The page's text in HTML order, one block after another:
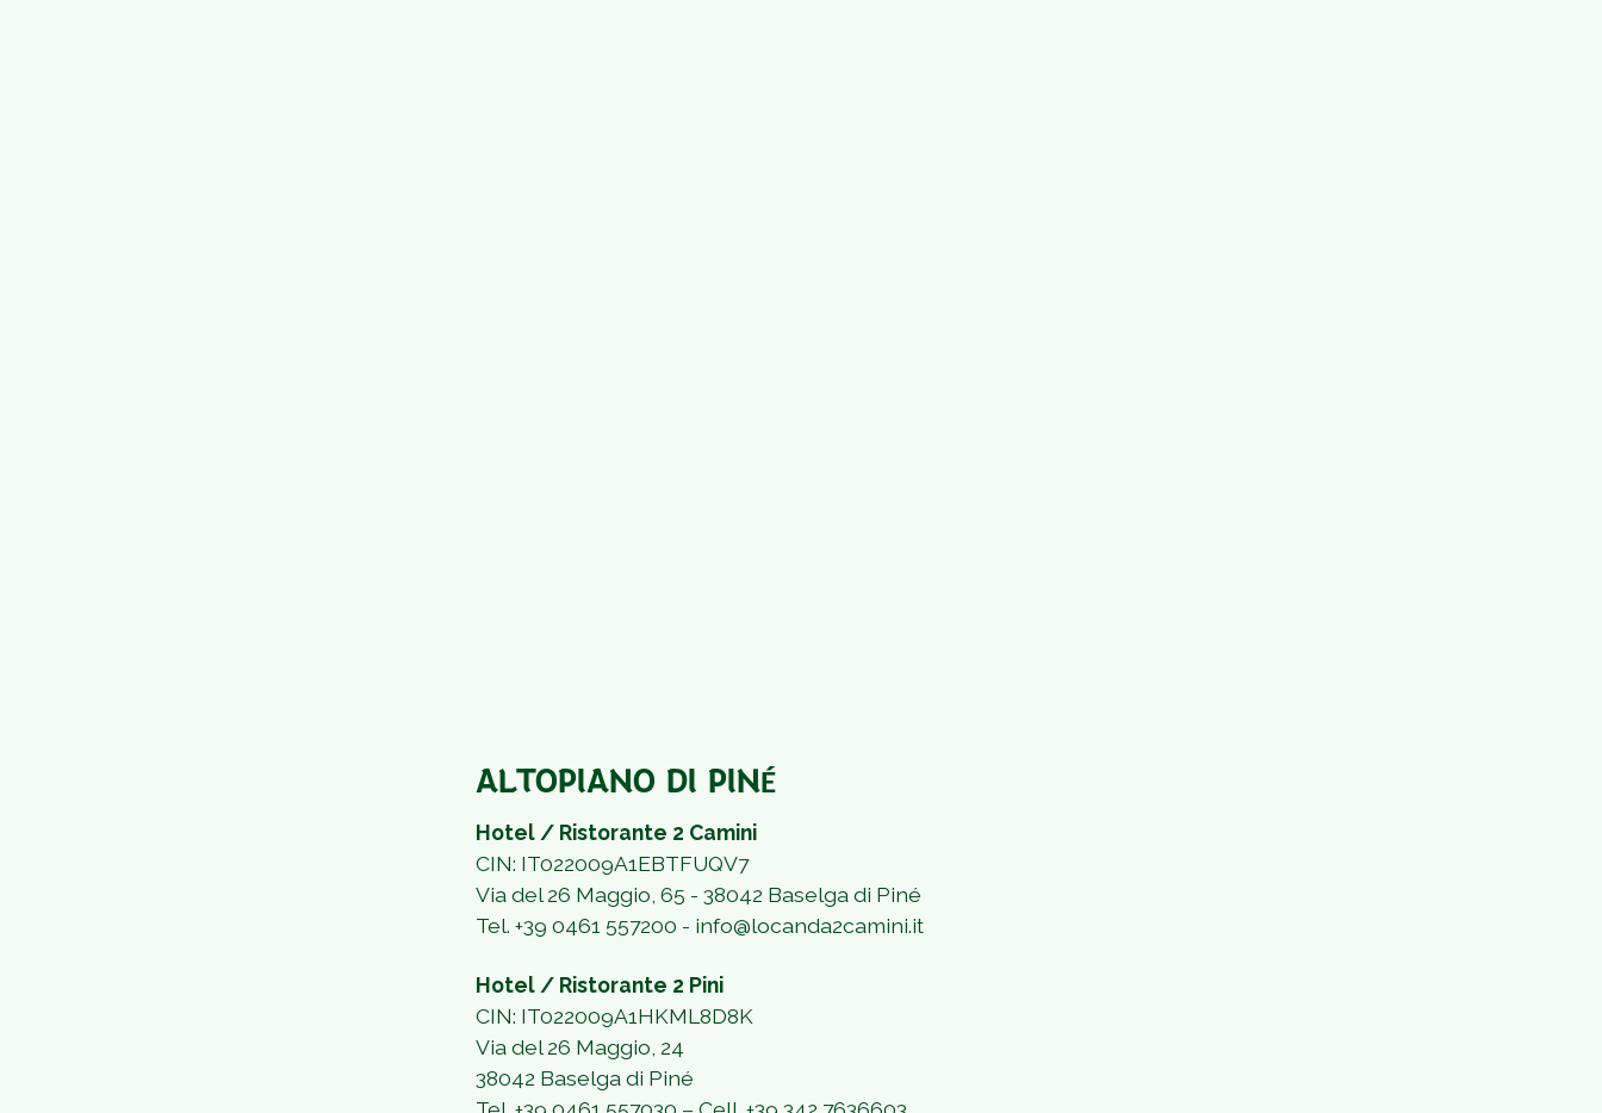
ALTOPIANO DI PINÉ
Hotel / Ristorante 2 Camini
CIN: IT022009A1EBTFUQV7
Via del 26 Maggio, 65 - 38042 Baselga di Piné
Tel. +39 0461 557200 - info@locanda2camini.it
Hotel / Ristorante 2 Pini
CIN: IT022009A1HKML8D8K
Via del 26 Maggio, 24
38042 Baselga di Piné